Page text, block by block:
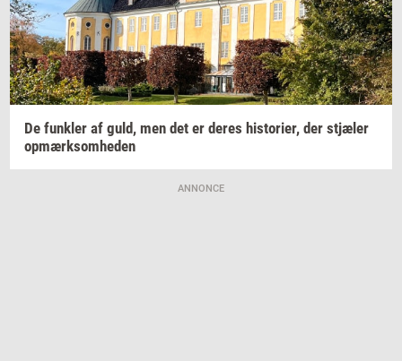
De funk­ler af guld, men det er deres hi­sto­ri­er, der stjæ­ler
op­mærk­som­he­den
ANNONCE